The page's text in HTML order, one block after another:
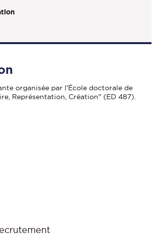
organisée par l'École doctorale de
Représentation, Création" (ED 487).